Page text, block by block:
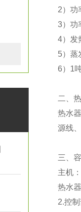
2）功
3）功
4）发
5）蒸
6）1
二、
热水
源线
三、
主机
热水
2.控